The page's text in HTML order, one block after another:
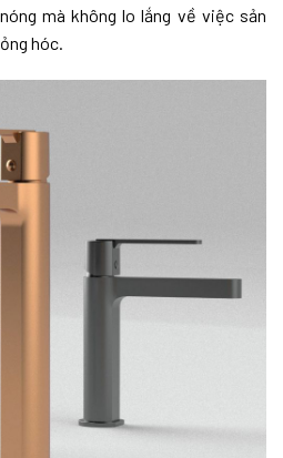
mà không lo lắng về việc sản
hóc.